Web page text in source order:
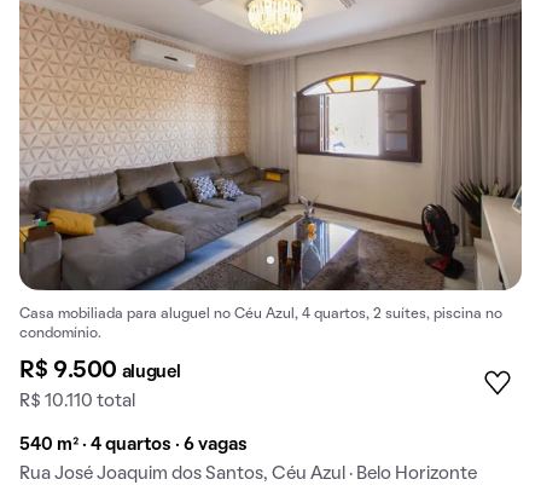
Casa mobiliada para aluguel no Céu Azul, 4 quartos, 2 suítes, piscina no
condomínio.
R$ 9.500 aluguel
R$ 10.110 total
540 m² · 4 quartos · 6 vagas
Rua José Joaquim dos Santos, Céu Azul · Belo Horizonte